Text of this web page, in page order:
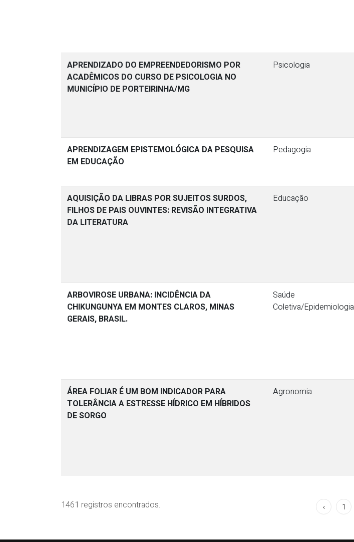
APRENDIZADO DO EMPREENDEDORISMO POR
ACADÊMICOS DO CURSO DE PSICOLOGIA NO
MUNICÍPIO DE PORTEIRINHA/MG
Psicologia
APRENDIZAGEM EPISTEMOLÓGICA DA PESQUISA
EM EDUCAÇÃO
Pedagogia
AQUISIÇÃO DA LIBRAS POR SUJEITOS SURDOS,
FILHOS DE PAIS OUVINTES: REVISÃO INTEGRATIVA
DA LITERATURA
Educação
ARBOVIROSE URBANA: INCIDÊNCIA DA
CHIKUNGUNYA EM MONTES CLAROS, MINAS
GERAIS, BRASIL.
Saúde
Coletiva/Epidemiologia
ÁREA FOLIAR É UM BOM INDICADOR PARA
TOLERÂNCIA A ESTRESSE HÍDRICO EM HÍBRIDOS
DE SORGO
Agronomia
1461 registros encontrados. ‹ 1